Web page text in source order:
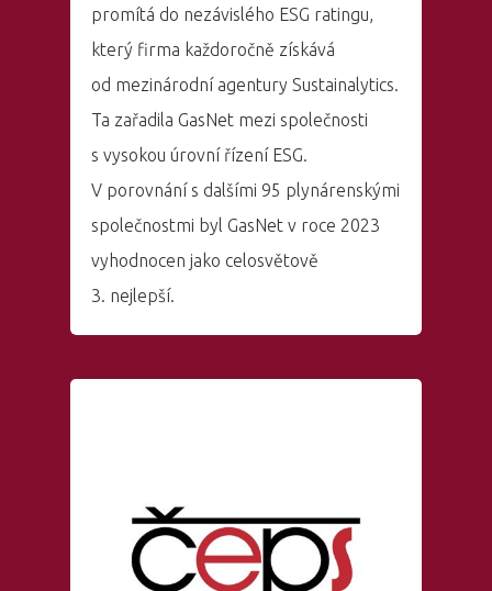
promítá do nezávislého ESG ratingu,
který firma každoročně získává
od mezinárodní agentury Sustainalytics.
Ta zařadila GasNet mezi společnosti
s vysokou úrovní řízení ESG.
V porovnání s dalšími 95 plynárenskými
společnostmi byl GasNet v roce 2023
vyhodnocen jako celosvětově
3. nejlepší.